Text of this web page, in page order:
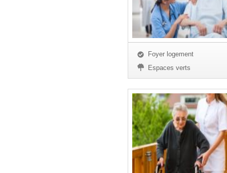
Foyer logement
Espaces verts